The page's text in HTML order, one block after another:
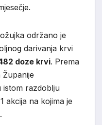
održano je
darivanja krvi
doze krvi. Prema
istom razdoblju
akcija na kojima je